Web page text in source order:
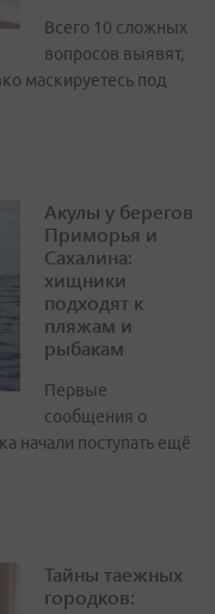
Всего 10 сложных
вопросов выявят,
маскируетесь под
Акулы у берегов
Приморья и
Сахалина:
хищники
подходят к
пляжам и
рыбакам
Первые
сообщения о
начали поступать ещё
Тайны таежных
городков: